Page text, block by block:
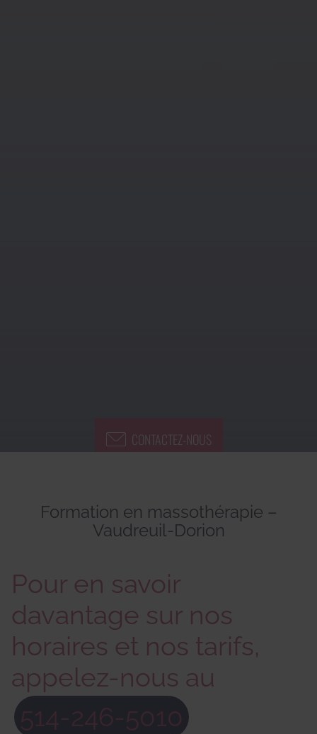
CONTACTEZ-NOUS
Formation en massothérapie –
Vaudreuil-Dorion
Pour en savoir
davantage sur nos
horaires et nos tarifs,
appelez-nous au
514-246-5010